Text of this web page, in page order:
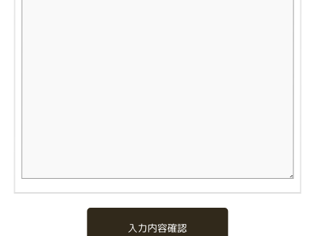
入力内容確認